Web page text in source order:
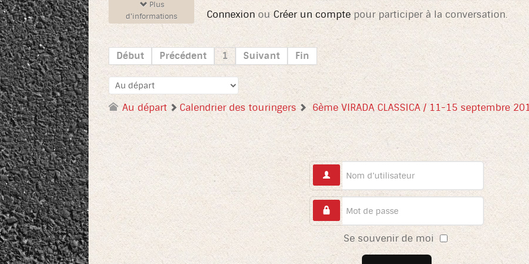
Plus
d'informations
Connexion ou Créer un compte pour participer à la conversation.
Début Précédent 1 Suivant Fin
Au départ Calendrier des touringers 6ème VIRADA CLASSICA / 11-15 septembre
Se souvenir de moi